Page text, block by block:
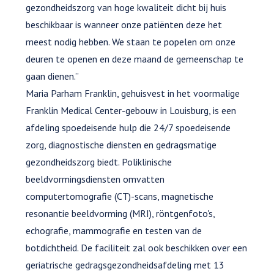
gezondheidszorg van hoge kwaliteit dicht bij huis
beschikbaar is wanneer onze patiënten deze het
meest nodig hebben. We staan te popelen om onze
deuren te openen en deze maand de gemeenschap te
gaan dienen.”
Maria Parham Franklin, gehuisvest in het voormalige
Franklin Medical Center-gebouw in Louisburg, is een
afdeling spoedeisende hulp die 24/7 spoedeisende
zorg, diagnostische diensten en gedragsmatige
gezondheidszorg biedt. Poliklinische
beeldvormingsdiensten omvatten
computertomografie (CT)-scans, magnetische
resonantie beeldvorming (MRI), röntgenfoto's,
echografie, mammografie en testen van de
botdichtheid. De faciliteit zal ook beschikken over een
geriatrische gedragsgezondheidsafdeling met 13